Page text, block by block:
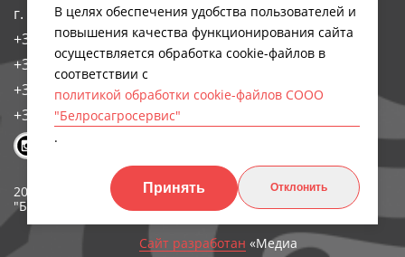
г. Минск, ул. Антоновская, 14Б
+375 (17) 248-91-29
+375 (17) 242-97-93
+375 (17) 258-89-66
+375 (44) 768-79-84
2026, СООО
"БЕЛРОСАГРОСЕРВИС"
Обработка персональных
данных
Сайт разработан «Медиа
В целях обеспечения удобства пользователей и
повышения качества функционирования сайта
осуществляется обработка сookiе-файлов в
соответствии с
политикой обработки cookie-файлов СООО
"Белросагросервис"
.
Принять Отклонить